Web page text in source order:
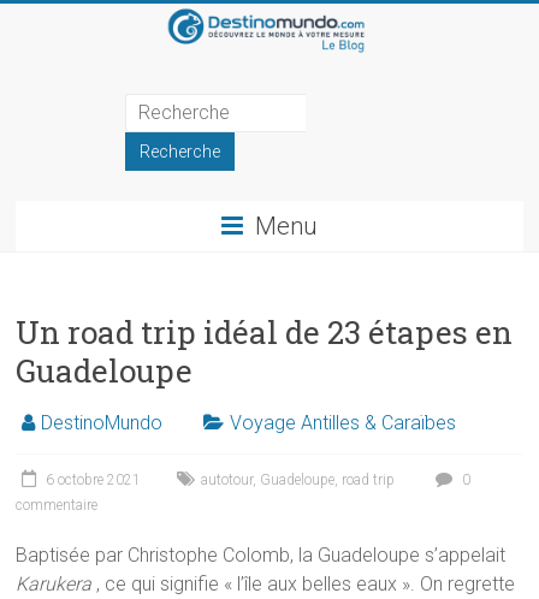
DestinoMundo
de
voyage
Menu
Un road trip idéal de 23 étapes en
Guadeloupe
DestinoMundo Voyage Antilles & Caraïbes
6 octobre 2021 autotour, Guadeloupe road trip
0
commentaire
Baptisée par Christophe Colomb, la Guadeloupe s’appelait
Karukera , ce qui signifie « l’île aux belles eaux ». On regrette